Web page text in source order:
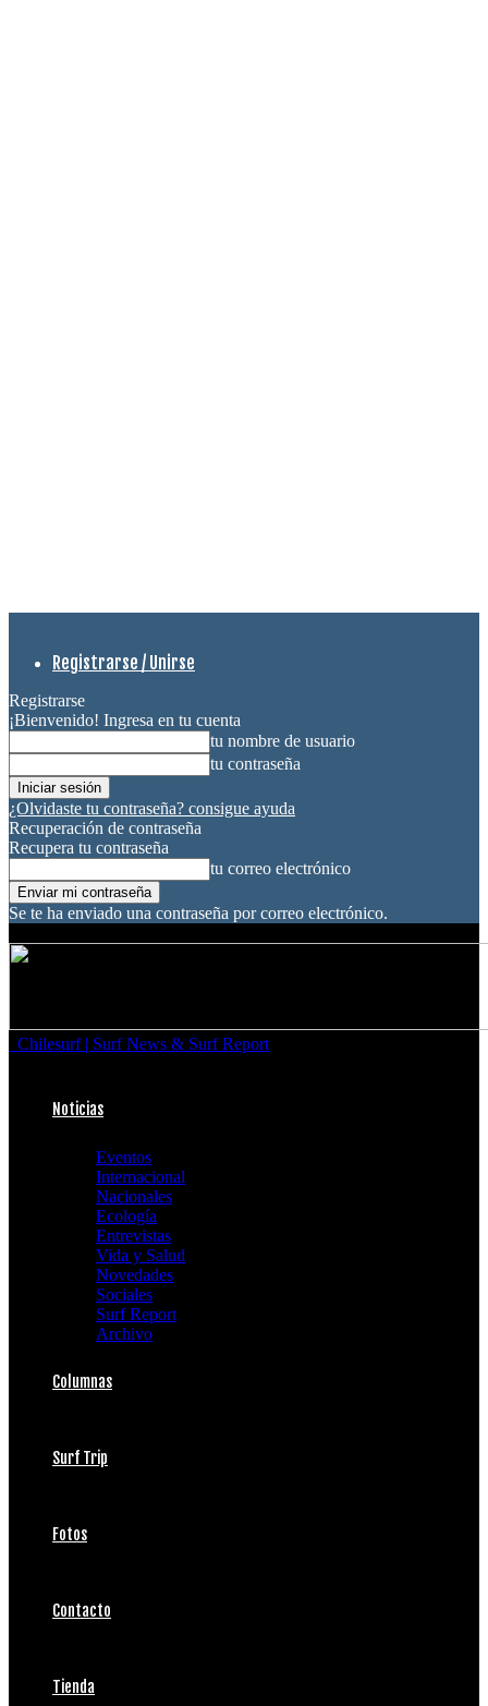
Registrarse / Unirse
Registrarse
¡Bienvenido! Ingresa en tu cuenta
tu nombre de usuario
tu contraseña
¿Olvidaste tu contraseña? consigue ayuda
Recuperación de contraseña
Recupera tu contraseña
tu correo electrónico
Se te ha enviado una contraseña por correo electrónico.
Chilesurf | Surf News & Surf Report
Noticias
Eventos
Internacional
Nacionales
Ecología
Entrevistas
Vida y Salud
Novedades
Sociales
Surf Report
Archivo
Columnas
Surf Trip
Fotos
Contacto
Tienda